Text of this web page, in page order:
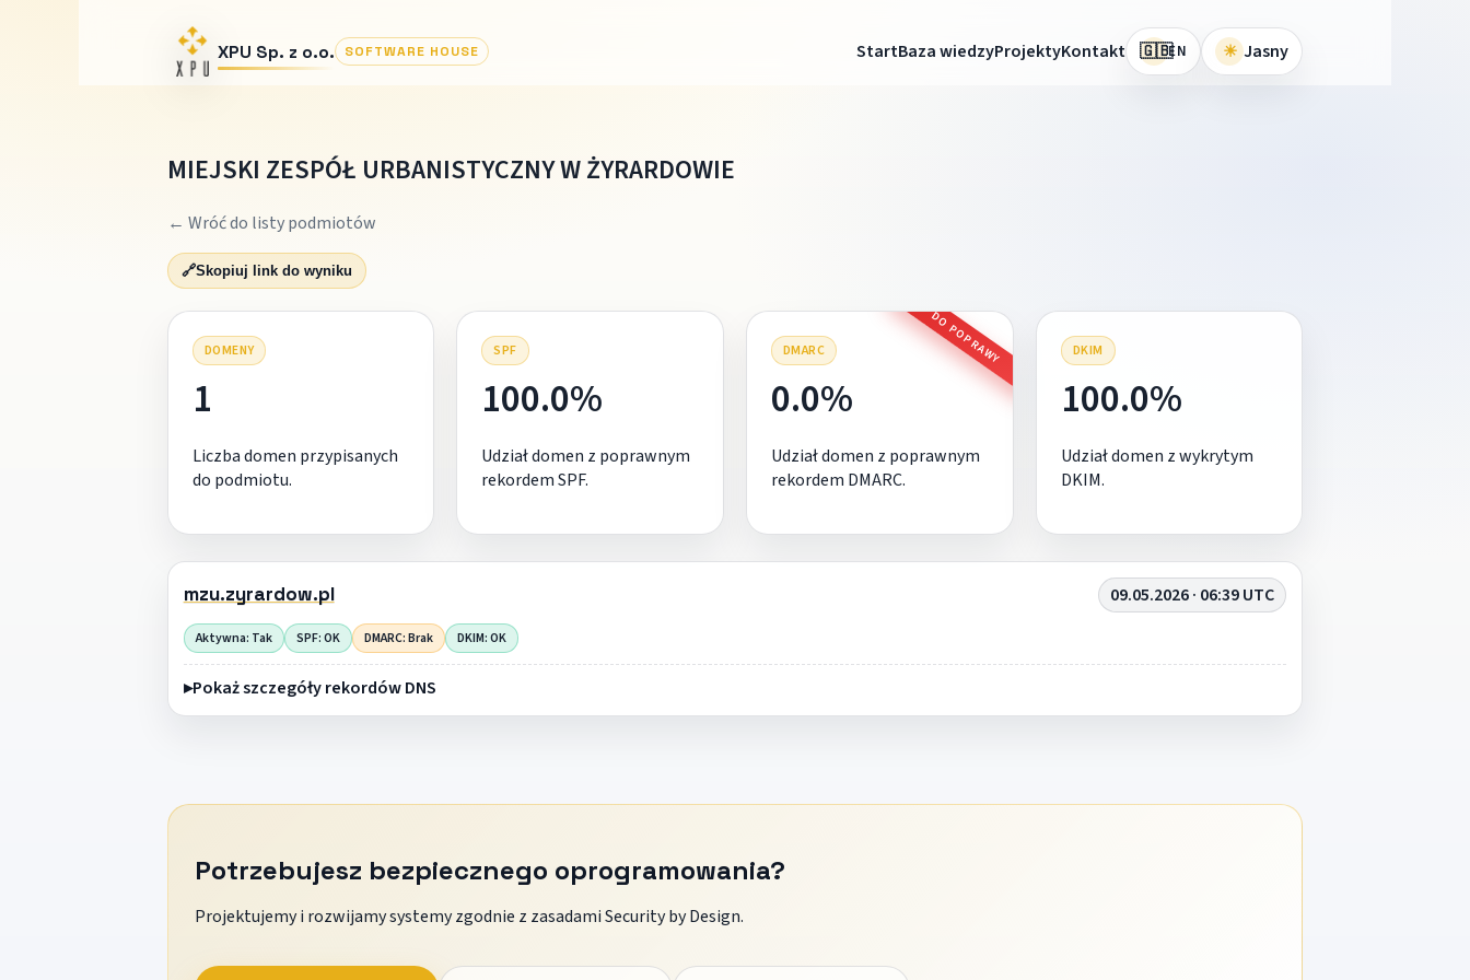
XPU Sp. z o.o. SOFTWARE HOUSE StartBaza wiedzyProjektyKontakt 🇬🇧EN ☀ Jasny
MIEJSKI ZESPÓŁ URBANISTYCZNY W ŻYRARDOWIE
← Wróć do listy podmiotów
🔗Skopiuj link do wyniku
DOMENY
1
Liczba domen przypisanych
do podmiotu.
SPF
100.0%
Udział domen z poprawnym
rekordem SPF.
DMARC DO POPRAWY
0.0%
Udział domen z poprawnym
rekordem DMARC.
DKIM
100.0%
Udział domen z wykrytym
DKIM.
mzu.zyrardow.pl 09.05.2026 · 06:39 UTC
Aktywna: Tak SPF: OK DMARC: Brak DKIM: OK
Pokaż szczegóły rekordów DNS
Potrzebujesz bezpiecznego oprogramowania?
Projektujemy i rozwijamy systemy zgodnie z zasadami Security by Design.